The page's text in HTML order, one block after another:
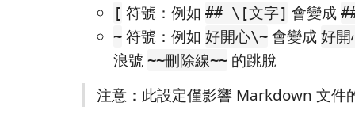
[ 符號：例如 ## \[文字] 會變成
~ 符號：例如 好開心\~ 會變成 好開
浪號 ~~刪除線~~ 的跳脫
注意：此設定僅影響 Markdown 文件